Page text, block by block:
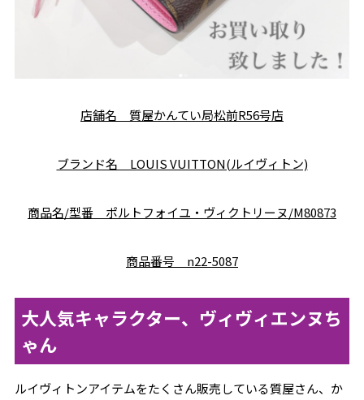
店舗名 質屋かんてい局松前R56号店
ブランド名 LOUIS VUITTON(ルイヴィトン)
商品名/型番 ポルトフォイユ・ヴィクトリーヌ/M80873
商品番号 n22-5087
大人気キャラクター、ヴィヴィエンヌち
ゃん
ルイヴィトンアイテムをたくさん販売している質屋さん、か